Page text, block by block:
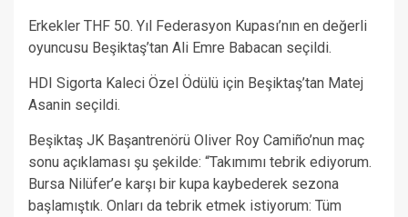
Erkekler THF 50. Yıl Federasyon Kupası’nın en değerli
oyuncusu Beşiktaş’tan Ali Emre Babacan seçildi.
HDI Sigorta Kaleci Özel Ödülü için Beşiktaş’tan Matej
Asanin seçildi.
Beşiktaş JK Başantrenörü Oliver Roy Camiño’nun maç
sonu açıklaması şu şekilde: “Takımımı tebrik ediyorum.
Bursa Nilüfer’e karşı bir kupa kaybederek sezona
başlamıştık. Onları da tebrik etmek istiyorum: Tüm